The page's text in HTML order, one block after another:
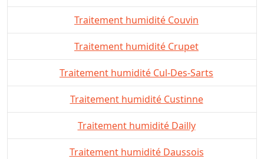
Traitement humidité Couvin
Traitement humidité Crupet
Traitement humidité Cul-Des-Sarts
Traitement humidité Custinne
Traitement humidité Dailly
Traitement humidité Daussois